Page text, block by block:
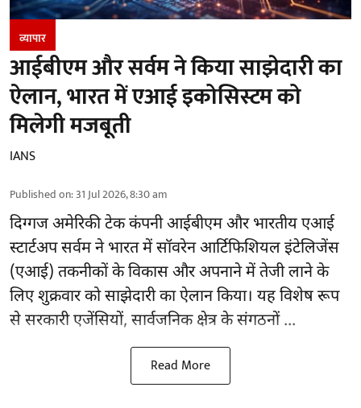
व्यापार
आईबीएम और सर्वम ने किया साझेदारी का
ऐलान, भारत में एआई इकोसिस्टम को
मिलेगी मजबूती
IANS
Published on:31 Jul 2026, 8:30 am
दिग्गज अमेरिकी टेक कंपनी आईबीएम और भारतीयएआई
स्टार्टअप सर्वम ने भारत में सॉवरेन आर्टिफिशियल इंटेलिजेंस
(एआई) तकनीकों के विकास और अपनाने में तेजी लाने के
लिए शुक्रवार को साझेदारी का ऐलान किया। यह विशेष रूप
से सरकारी एजेंसियों, सार्वजनिक क्षेत्र के संगठनों ...
Read More